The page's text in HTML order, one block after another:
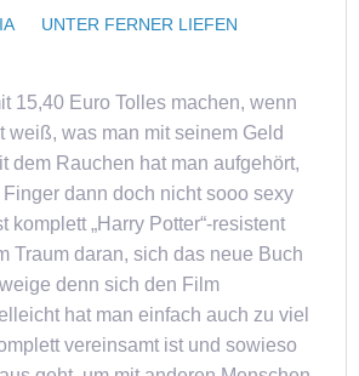
UNTER FERNER LIEFEN
15,40 Euro Tolles machen, wenn
weiß, was man mit seinem Geld
dem Rauchen hat man aufgehört,
dann doch nicht sooo sexy
komplett „Harry Potter“-resistent
Traum daran, sich das neue Buch
denn sich den Film
hat man einfach auch zu viel
vereinsamt ist und sowieso